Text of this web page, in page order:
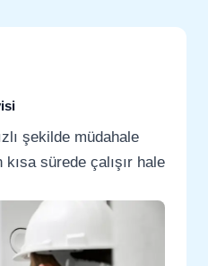
şekilde müdahale
kısa sürede çalışır hale